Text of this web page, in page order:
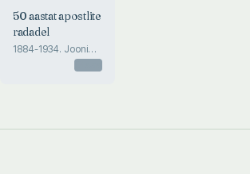
50 aastat apostlite
radadel
1884-1934. Jooni
baptisti koguduste
eluarengust Eestis